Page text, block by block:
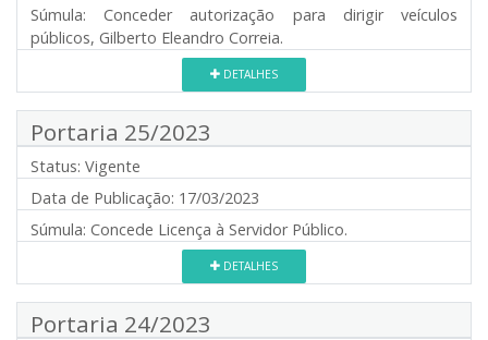
Súmula: Conceder autorização para dirigir veículos
públicos, Gilberto Eleandro Correia.
DETALHES
Portaria 25/2023
Status: Vigente
Data de Publicação: 17/03/2023
Súmula: Concede Licença à Servidor Público.
DETALHES
Portaria 24/2023